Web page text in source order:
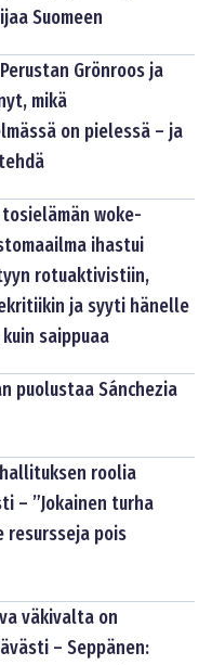
Suomeen
Grönroos ja
mikä
on pielessä – ja
woke-
ihastui
rotuaktivistiin,
ja syyti hänelle
saippuaa
puolustaa Sánchezia
roolia
– ”Jokainen turha
resursseja pois
väkivalta on
– Seppänen: